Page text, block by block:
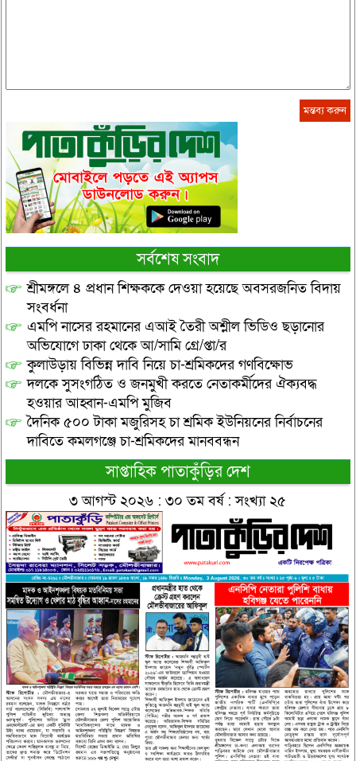
সর্বশেষ সংবাদ
শ্রীমঙ্গলে ৪ প্রধান শিক্ষককে দেওয়া হয়েছে অবসরজনিত বিদায়
সংবর্ধনা
এমপি নাসের রহমানের এআই তৈরী অশ্লীল ভিডিও ছড়ানোর
অভিযোগে ঢাকা থেকে আ/সামি গ্রে/প্তা/র
কুলাউড়ায় বিভিন্ন দাবি নিয়ে চা-শ্রমিকদের গণবিক্ষোভ
দলকে সুসংগঠিত ও জনমুখী করতে নেতাকর্মীদের ঐক্যবদ্ধ
হওয়ার আহ্বান-এমপি মুজিব
দৈনিক ৫০০ টাকা মজুরিসহ চা শ্রমিক ইউনিয়নের নির্বাচনের
দাবিতে কমলগঞ্জে চা-শ্রমিকদের মানববন্ধন
সাপ্তাহিক পাতাকুঁড়ির দেশ
৩ আগস্ট ২০২৬ : ৩০ তম বর্ষ : সংখ্যা ২৫